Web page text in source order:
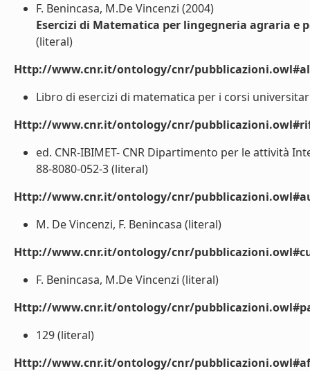
F. Benincasa, M.De Vincenzi (2004)
Esercizi di Matematica per lingegneria agraria e
(literal)
Http://www.cnr.it/ontology/cnr/
Libro di esercizi di matematica per i corsi
Http://www.cnr.it/ontology/cnr/
ed. CNR-IBIMET- CNR Dipartimento per le attività
88-8080-052-3 (literal)
Http://www.cnr.it/ontology/cnr/
M. De Vincenzi, F. Benincasa (literal)
Http://www.cnr.it/ontology/cnr/
F. Benincasa, M.De Vincenzi (literal)
Http://www.cnr.it/ontology/cnr/
129 (literal)
Http://www.cnr.it/ontology/cnr/